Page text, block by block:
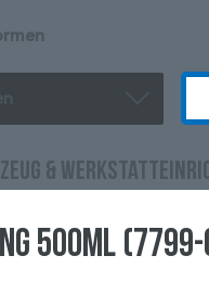
&
500ML